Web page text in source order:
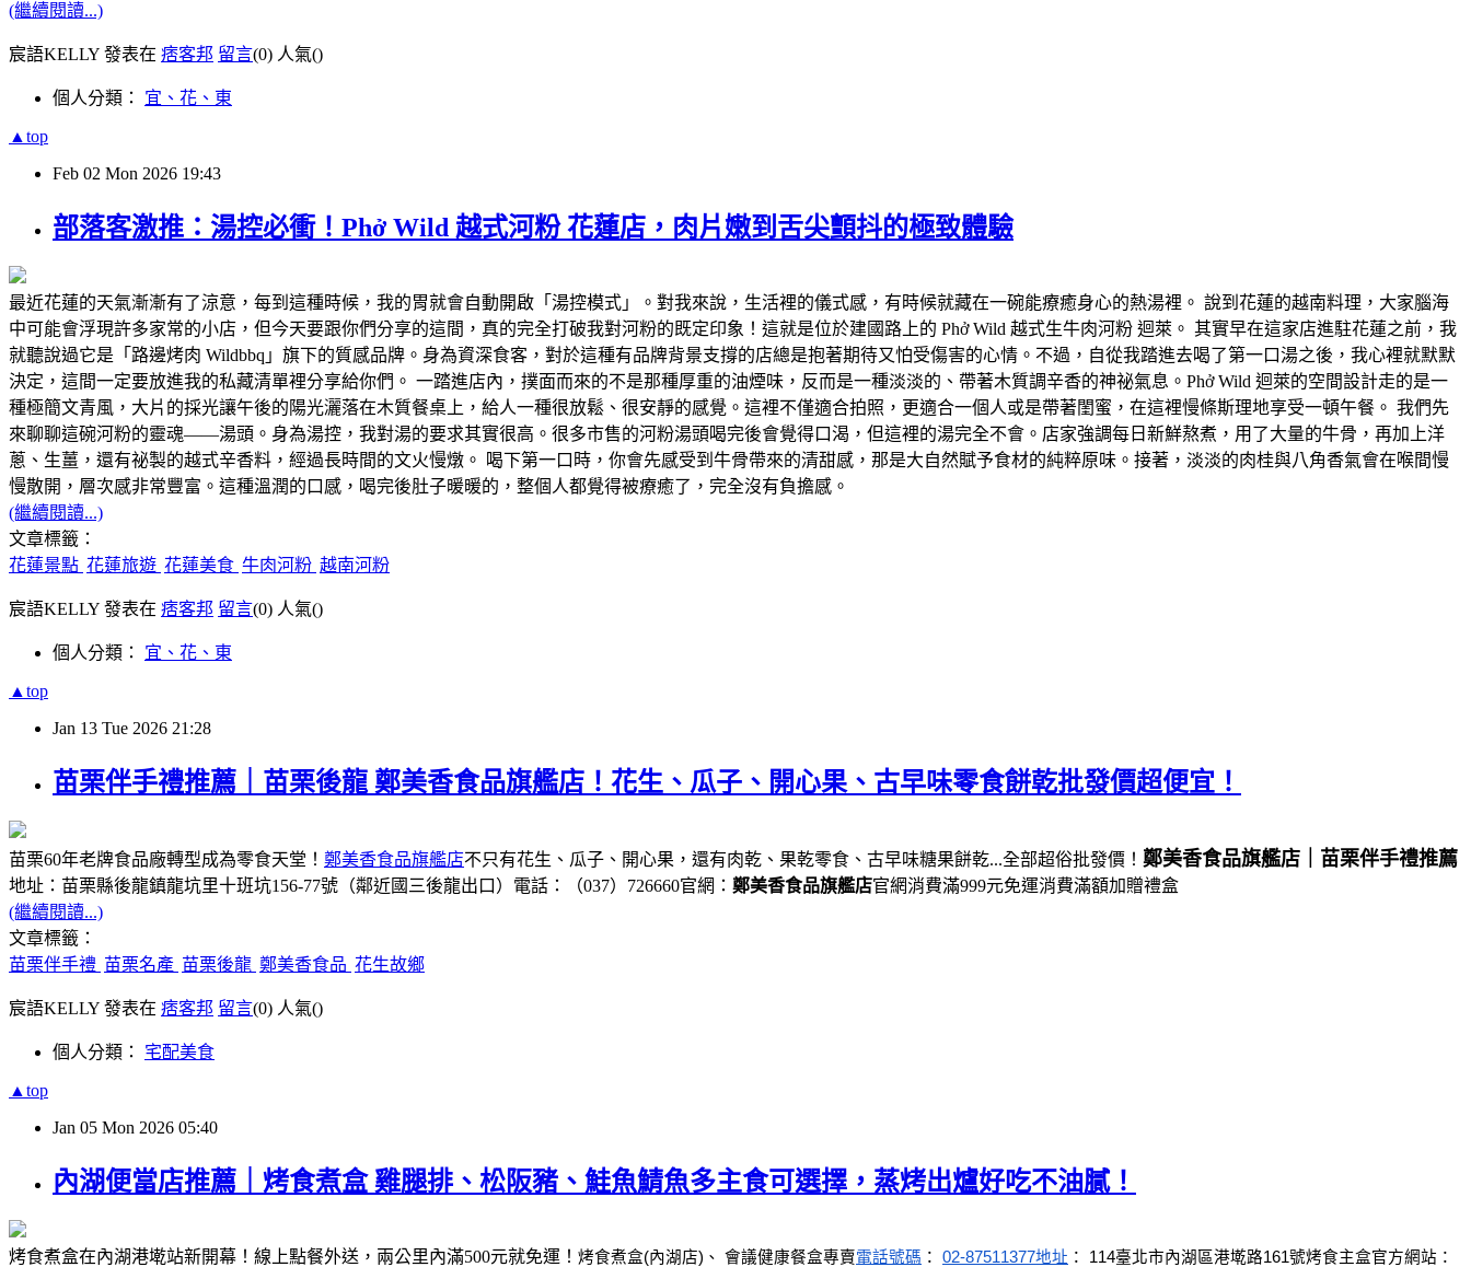
(繼續閱讀...)
宸語KELLY 發表在 痞客邦 留言(0) 人氣()
個人分類： 宜、花、東
▲top
Feb 02 Mon 2026 19:43
部落客激推：湯控必衝！Phở Wild 越式河粉 花蓮店，肉片嫩到舌尖顫抖的極致體驗
最近花蓮的天氣漸漸有了涼意，每到這種時候，我的胃就會自動開啟「湯控模式」。對我來說，生活裡的儀式感，有時候就藏在一碗能療癒身心的熱湯裡。 說到花蓮的越南料理，大家腦海
中可能會浮現許多家常的小店，但今天要跟你們分享的這間，真的完全打破我對河粉的既定印象！這就是位於建國路上的 Phở Wild 越式生牛肉河粉 迴萊。 其實早在這家店進駐花蓮之前，我
就聽說過它是「路邊烤肉 Wildbbq」旗下的質感品牌。身為資深食客，對於這種有品牌背景支撐的店總是抱著期待又怕受傷害的心情。不過，自從我踏進去喝了第一口湯之後，我心裡就默默
決定，這間一定要放進我的私藏清單裡分享給你們。 一踏進店內，撲面而來的不是那種厚重的油煙味，反而是一種淡淡的、帶著木質調辛香的神祕氣息。Phở Wild 迴萊的空間設計走的是一
種極簡文青風，大片的採光讓午後的陽光灑落在木質餐桌上，給人一種很放鬆、很安靜的感覺。這裡不僅適合拍照，更適合一個人或是帶著閨蜜，在這裡慢條斯理地享受一頓午餐。 我們先
來聊聊這碗河粉的靈魂——湯頭。身為湯控，我對湯的要求其實很高。很多市售的河粉湯頭喝完後會覺得口渴，但這裡的湯完全不會。店家強調每日新鮮熬煮，用了大量的牛骨，再加上洋
蔥、生薑，還有祕製的越式辛香料，經過長時間的文火慢燉。 喝下第一口時，你會先感受到牛骨帶來的清甜感，那是大自然賦予食材的純粹原味。接著，淡淡的肉桂與八角香氣會在喉間慢
慢散開，層次感非常豐富。這種溫潤的口感，喝完後肚子暖暖的，整個人都覺得被療癒了，完全沒有負擔感。
(繼續閱讀...)
文章標籤：
花蓮景點 花蓮旅遊 花蓮美食 牛肉河粉 越南河粉
宸語KELLY 發表在 痞客邦 留言(0) 人氣()
個人分類： 宜、花、東
▲top
Jan 13 Tue 2026 21:28
苗栗伴手禮推薦｜苗栗後龍 鄭美香食品旗艦店！花生、瓜子、開心果、古早味零食餅乾批發價超便宜！
苗栗60年老牌食品廠轉型成為零食天堂！ 鄭美香食品旗艦店不只有花生、瓜子、開心果，還有肉乾、果乾零食、古早味糖果餅乾...全部超俗批發價！ 鄭美香食品旗艦店｜苗栗伴手禮推薦
地址：苗栗縣後龍鎮龍坑里十班坑156-77號（鄰近國三後龍出口）電話：（037）726660官網： 鄭美香食品旗艦店官網消費滿999元免運消費滿額加贈禮盒
(繼續閱讀...)
文章標籤：
苗栗伴手禮 苗栗名產 苗栗後龍 鄭美香食品 花生故鄉
宸語KELLY 發表在 痞客邦 留言(0) 人氣()
個人分類： 宅配美食
▲top
Jan 05 Mon 2026 05:40
內湖便當店推薦｜烤食煮盒 雞腿排、松阪豬、鮭魚鯖魚多主食可選擇，蒸烤出爐好吃不油膩！
烤食煮盒在內湖港墘站新開幕！線上點餐外送，兩公里內滿500元就免運！ 烤食煮盒(內湖店)、 會議健康餐盒專賣電話號碼 ： 02-87511377地址 ： 114臺北市內湖區港墘路161號烤食主盒官方網站：